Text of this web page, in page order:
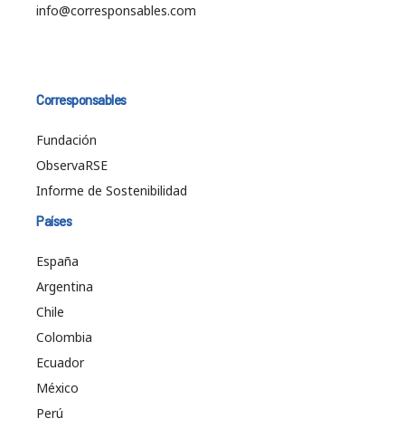
info@corresponsables.com
Corresponsables
Fundación
ObservaRSE
Informe de Sostenibilidad
Países
España
Argentina
Chile
Colombia
Ecuador
México
Perú